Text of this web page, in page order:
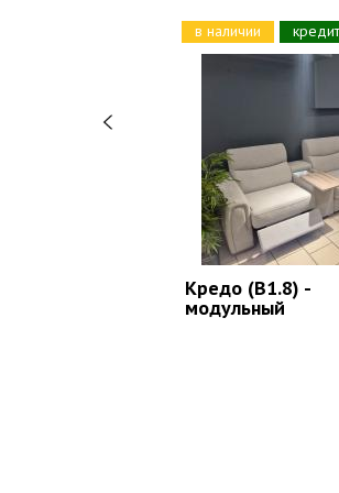
в наличии
Кредо (В1.8) -
модульный